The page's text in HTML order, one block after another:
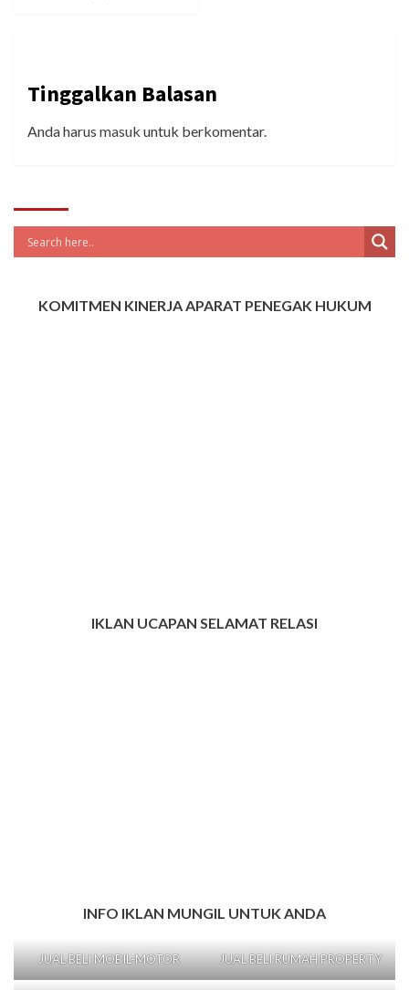
Tinggalkan Balasan
Anda harus masuk untuk berkomentar.
KOMITMEN KINERJA APARAT PENEGAK HUKUM
IKLAN UCAPAN SELAMAT RELASI
INFO IKLAN MUNGIL UNTUK ANDA
JUAL BELI MOBIL-MOTOR JUAL BELI RUMAH PROPERTY